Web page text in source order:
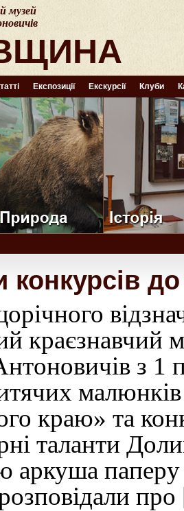
музей
Експозиції Екскурсії Клуби
конкурсів
краєзнавчий
з 1
краю» та
таланти
аркуша паперу